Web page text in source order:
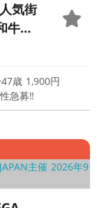
気街
牛肉
料理
歳 1,900円
急募‼